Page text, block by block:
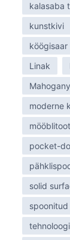
kalasaba
kunstkivi
köögisaar
Linak
moderne
pocket-
solid